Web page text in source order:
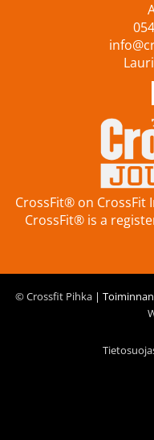
CrossFit® on CrossFit
CrossFit® is a
© Crossfit Pihka|